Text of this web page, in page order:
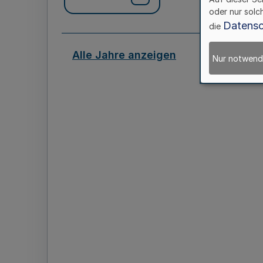
Alle Jahre anzeigen
oder nur
die
Nur